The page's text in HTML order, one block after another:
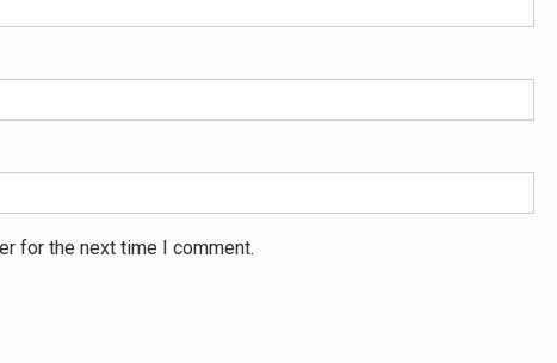
for the next time I comment.